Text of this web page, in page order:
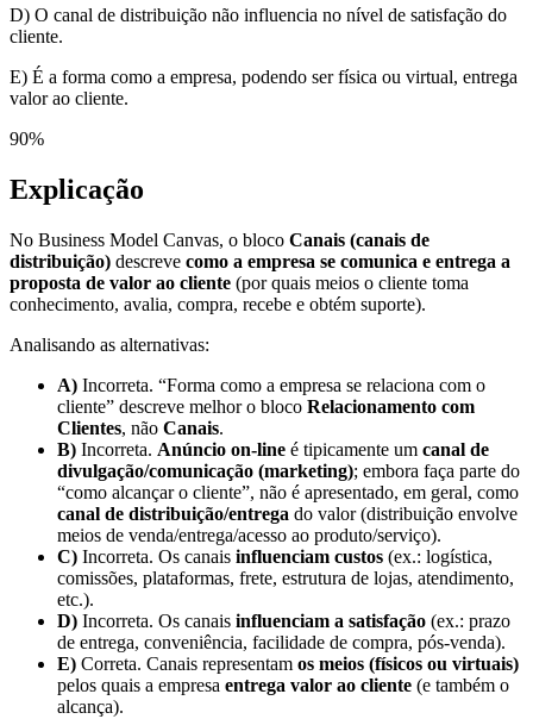
D) O canal de distribuição não influencia no nível de satisfação do
cliente.
E) É a forma como a empresa, podendo ser física ou virtual, entrega
valor ao cliente.
90%
Explicação
No Business Model Canvas, o bloco Canais (canais de
distribuição) descreve como a empresa se comunica e entrega a
proposta de valor ao cliente (por quais meios o cliente toma
conhecimento, avalia, compra, recebe e obtém suporte).
Analisando as alternativas:
A) Incorreta. “Forma como a empresa se relaciona com o
cliente” descreve melhor o bloco Relacionamento com
Clientes, não Canais.
B) Incorreta. Anúncio on-line é tipicamente um canal de
divulgação/comunicação (marketing); embora faça parte do
“como alcançar o cliente”, não é apresentado, em geral, como
canal de distribuição/entrega do valor (distribuição envolve
meios de venda/entrega/acesso ao produto/serviço).
C) Incorreta. Os canais influenciam custos (ex.: logística,
comissões, plataformas, frete, estrutura de lojas, atendimento,
etc.).
D) Incorreta. Os canais influenciam a satisfação (ex.: prazo
de entrega, conveniência, facilidade de compra, pós-venda).
E) Correta. Canais representam os meios (físicos ou virtuais)
pelos quais a empresa entrega valor ao cliente (e também o
alcança).